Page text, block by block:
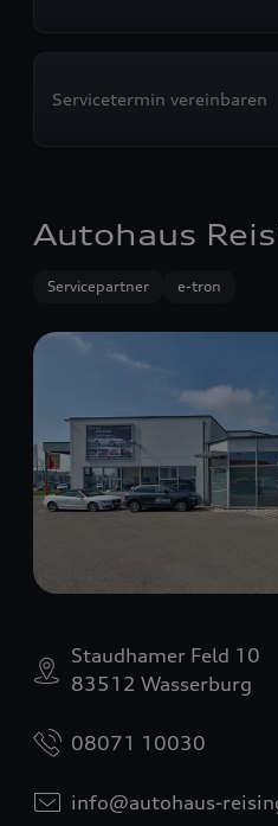
Servicetermin vereinbaren
Autohaus
Servicepartner e-tron
Staudhamer Feld 10
83512 Wasserburg
08071 10030
info@autohaus-